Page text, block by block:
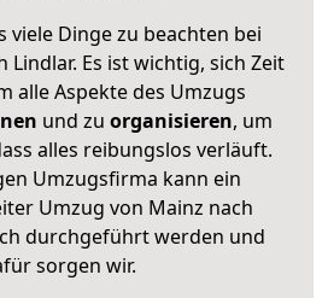
viele Dinge zu beachten bei
Lindlar. Es ist wichtig, sich Zeit
alle Aspekte des Umzugs
und zu organisieren, um
alles reibungslos verläuft.
Umzugsfirma kann ein
Umzug von Mainz nach
durchgeführt werden und
sorgen wir.